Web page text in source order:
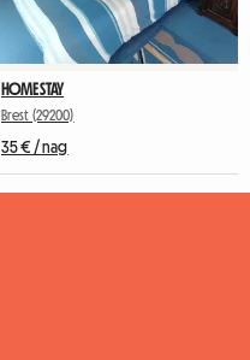
HOMESTAY
Brest (29200)
35 € / nag